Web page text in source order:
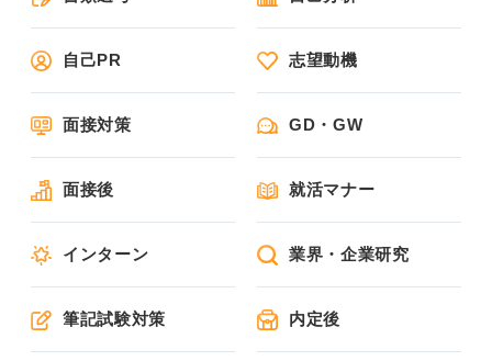
自己PR 志望動機
面接対策 GD・GW
面接後 就活マナー
インターン 業界・企業研究
筆記試験対策 内定後